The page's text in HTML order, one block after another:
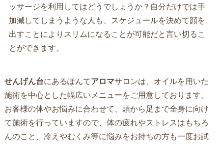
ッサージを利用してはどうでしょうか？自分だけでは手
加減してしまうような人も、スケジュールを決めて顔を
出すことによりスリムになることが可能だと言い切るこ
とができます。
せんげん台にあるぽんてアロマサロンは、オイルを用いた
施術を中心とした幅広いメニューをご用意しております。
お客様の体やお悩みに合わせて、頭から足まで全身に向け
て施術を行っていますので、体の疲れやストレスはもちろ
んのこと、冷えやむくみ等に悩みをお持ちの方も一度お試